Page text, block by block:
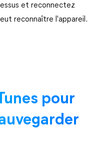
et reconnectez
reconnaître l'appareil.
pour